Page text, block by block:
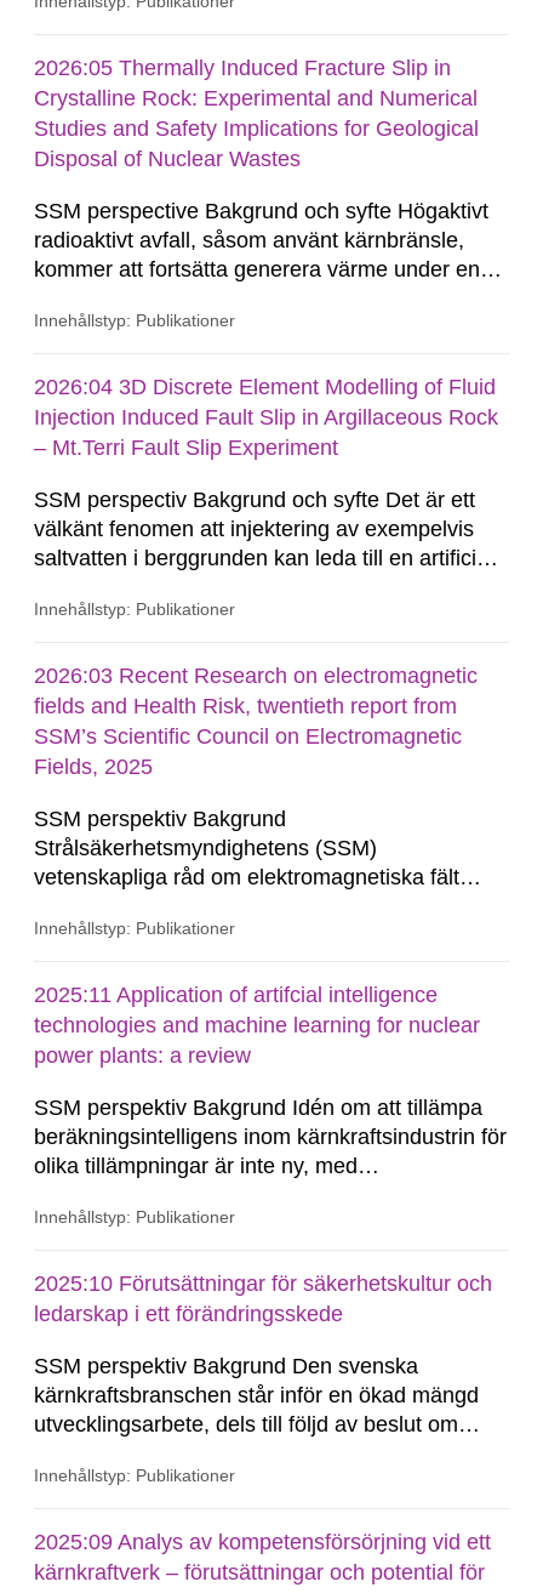
inneboende säkerhetslösningar, högre
passiva säkerhetssystem framhålls ofta som
argument till att SMR kräver...
2026:05 Thermally Induced Fracture Slip in
Crystalline Rock: Experimental and Numerical
Studies and Safety Implications for Geological
Disposal of Nuclear Wastes
SSM perspective Bakgrund och syfte Högaktivt
radioaktivt avfall, såsom använt kärnbränsle,
kommer att fortsätta generera värme under en
expansion av berget kring förvaret, vilket kan
Närfälts-effekter kan innebära termiskt inducerad
glidning längs...
Innehållstyp: Publikationer
2026:04 3D Discrete Element Modelling of Fluid
Injection Induced Fault Slip in Argillaceous Rock
– Mt.Terri Fault Slip Experiment
SSM perspectiv Bakgrund och syfte Det är ett
välkänt fenomen att injektering av exempelvis
saltvatten i berggrunden kan leda till en artificiell
jordbävningar (Walsh och Zoback 2015, med
även förekomma naturligt, till exempel till följd av
de...
Innehållstyp: Publikationer
2026:03 Recent Research on electromagnetic
fields and Health Risk, twentieth report from
SSM’s Scientific Council on Electromagnetic
Fields, 2025
SSM perspektiv Bakgrund
Strålsäkerhetsmyndighetens (SSM)
vetenskapliga råd om elektromagnetiska fält
hälsorisker vid exponering för elektromagnetiska
möjliga hälsorisker. Rådet ger vägledning när
myndigheten behöver yttra sig...
Innehållstyp: Publikationer
2025:11 Application of artifcial intelligence
technologies and machine learning for nuclear
power plants: a review
SSM perspektiv Bakgrund Idén om att tillämpa
beräkningsintelligens inom kärnkraftsindustrin för
olika tillämpningar är inte ny, med
2000-tal. Med utvecklingen och populariteten av
överväga att tillämpa AI-teknik i kärnkraftverk...
Innehållstyp: Publikationer
2025:10 Förutsättningar för säkerhetskultur och
ledarskap i ett förändringsskede
SSM perspektiv Bakgrund Den svenska
kärnkraftsbranschen står inför en ökad mängd
utvecklingsarbete, dels till följd av beslut om
följd av en eventuell nybyggnation. Det förnyade
kan medföra en del utmaningar framöver i hur...
Innehållstyp: Publikationer
2025:09 Analys av kompetensförsörjning vid ett
kärnkraftverk – förutsättningar och potential för